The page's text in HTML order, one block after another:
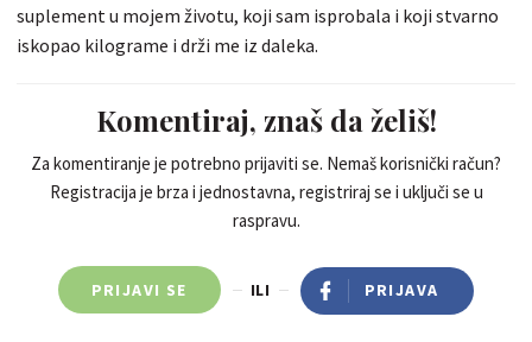
suplement u mojem životu, koji sam isprobala i koji stvarno
iskopao kilograme i drži me iz daleka.
Komentiraj, znaš da želiš!
Za komentiranje je potrebno prijaviti se. Nemaš korisnički račun?
Registracija je brza i jednostavna, registriraj se i uključi se u
raspravu.
PRIJAVI SE ILI PRIJAVA